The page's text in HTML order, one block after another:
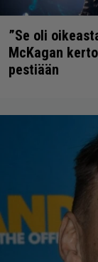
”Se oli
McKagan
pestiään